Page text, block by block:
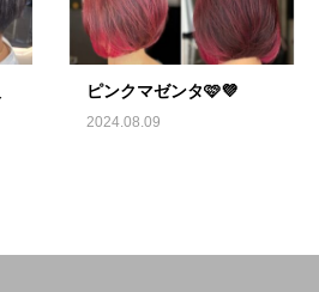
ピンクマゼンタ🩷💜
2024.08.09